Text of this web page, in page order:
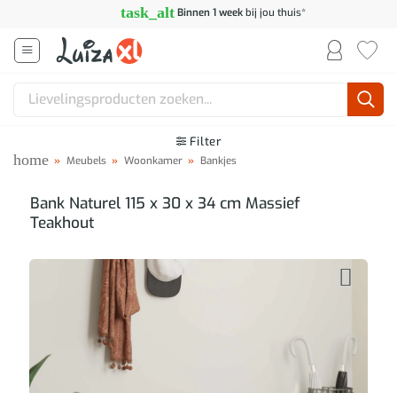
inhoud
task_alt Binnen 1 weekbij jou thuis*
Zoeken
Filter
home » Meubels » Woonkamer » Bankjes
Bank Naturel 115 x 30 x 34 cm Massief
Teakhout